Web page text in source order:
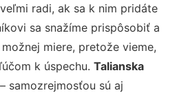
radi, ak sa k nim pridáte
sa snažíme prispôsobiť a
miere, pretože vieme,
k úspechu. Talianska
– samozrejmosťou sú aj